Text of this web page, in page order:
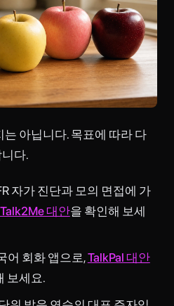
아닙니다. 목표에 따라 다
다.
자가 진단과 모의 면접에 가
대안을 확인해 보세
어 회화 앱으로,TalkPal 대안
보세요.